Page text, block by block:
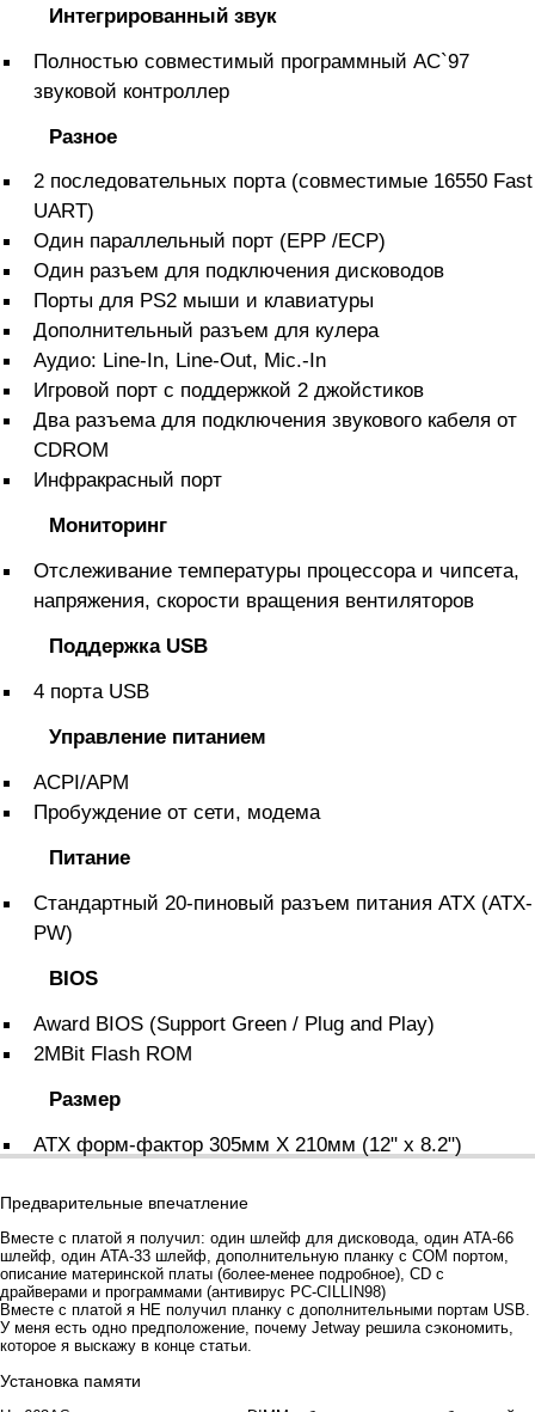
Интегрированный звук
Полностью совместимый программный AC`97
звуковой контроллер
Разное
2 последовательных порта (совместимые 16550 Fast
UART)
Один параллельный порт (EPP /ECP)
Один разъем для подключения дисководов
Порты для PS2 мыши и клавиатуры
Дополнительный разъем для кулера
Аудио: Line-In, Line-Out, Mic.-In
Игровой порт с поддержкой 2 джойстиков
Два разъема для подключения звукового кабеля от
CDROM
Инфракрасный порт
Мониторинг
Отслеживание температуры процессора и чипсета,
напряжения, скорости вращения вентиляторов
Поддержка USB
4 порта USB
Управление питанием
ACPI/APM
Пробуждение от сети, модема
Питание
Стандартный 20-пиновый разъем питания ATX (ATX-
PW)
BIOS
Award BIOS (Support Green / Plug and Play)
2MBit Flash ROM
Размер
ATX форм-фактор 305мм X 210мм (12" x 8.2")
Предварительные впечатление
Вместе с платой я получил: один шлейф для дисковода, один ATA-66
шлейф, один ATA-33 шлейф, дополнительную планку с COM портом,
описание материнской платы (более-менее подробное), CD с
драйверами и программами (антивирус PC-CILLIN98)
Вместе с платой я НЕ получил планку с дополнительными портам USB.
У меня есть одно предположение, почему Jetway решила сэкономить,
которое я выскажу в конце статьи.
Установка памяти